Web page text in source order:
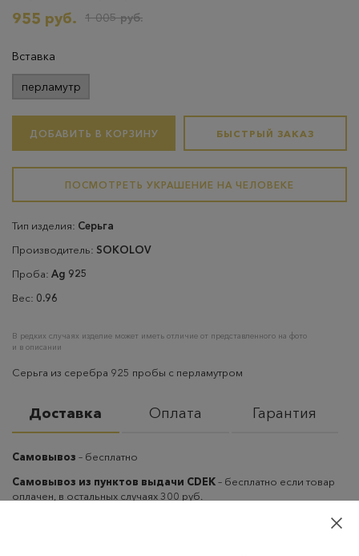
955 руб.
1 005 руб.
Вставка
перламутр
ДОБАВИТЬ В КОРЗИНУ БЫСТРЫЙ ЗАКАЗ
ПОСМОТРЕТЬ УКРАШЕНИЕ НА ЧЕЛОВЕКЕ
Тип изделия: Серьга
Производитель: SOKOLOV
Проба: Ag 925
Вес: 0.96
В редких случаях изделие может иметь отличие от представленного на фото
и в описании
Серьга из серебра 925 пробы с перламутром
Доставка Оплата Гарантия
Самовывоз – бесплатно
Самовывоз из пунктов выдачи CDEK– бесплатно если товар
оплачен, в остальных случаях 300 руб.